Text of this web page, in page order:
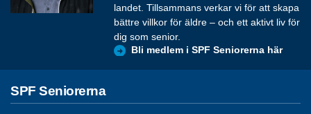
landet. Tillsammans verkar vi för att skapa
bättre villkor för äldre – och ett aktivt liv för
dig som senior.
Bli medlem i SPF Seniorerna här
SPF Seniorerna